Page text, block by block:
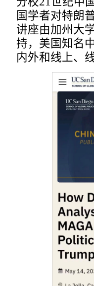
国学者对特朗
讲座由加州大
持，美国知名
内外和线上、